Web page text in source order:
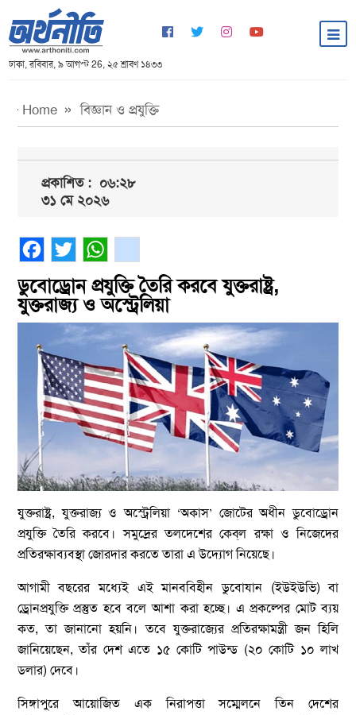
ঢাকা, রবিবার, ৯ আগস্ট 26, ২৫ শ্রাবণ ১৪৩৩
Home বিজ্ঞান ও প্রযুক্তি
প্রকাশিত :০৬:২৮
৩১ মে ২০২৬
ডুবোড্রোন প্রযুক্তি তৈরি করবে যুক্তরাষ্ট্র,
যুক্তরাজ্য ও অস্ট্রেলিয়া
যুক্তরাষ্ট্র, যুক্তরাজ্য ও অস্ট্রেলিয়া ‘অকাস’ জোটের অধীন ডুবোড্রোন
প্রযুক্তি তৈরি করবে। সমুদ্রের তলদেশের কেব্‌ল রক্ষা ও নিজেদের
প্রতিরক্ষাব্যবস্থা জোরদার করতে তারা এ উদ্যোগ নিয়েছে।
আগামী বছরের মধ্যেই এই মানববিহীন ডুবোযান (ইউইউভি) বা
ড্রোনপ্রযুক্তি প্রস্তুত হবে বলে আশা করা হচ্ছে। এ প্রকল্পের মোট ব্যয়
কত, তা জানানো হয়নি। তবে যুক্তরাজ্যের প্রতিরক্ষামন্ত্রী জন হিলি
জানিয়েছেন, তাঁর দেশ এতে ১৫ কোটি পাউন্ড (২০ কোটি ১০ লাখ
ডলার) দেবে।
সিঙ্গাপুরে আয়োজিত এক নিরাপত্তা সম্মেলনে তিন দেশের